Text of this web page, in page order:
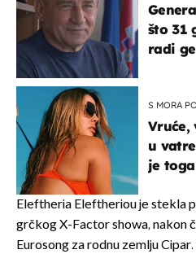
što 31
radi
S MORA
Vruće,
u
je
Eleftheria Eleftheriou je stekla
grčkog X-Factor showa, nakon
Eurosong za rodnu zemlju